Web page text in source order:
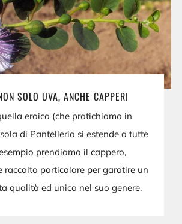
SOLO UVA, ANCHE CAPPERI
eroica (che pratichiamo in
di Pantelleria si estende a tutte
prendiamo il cappero,
raccolto particolare per garatire un
qualità ed unico nel suo genere.